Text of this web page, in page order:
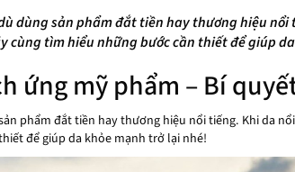
dùng sản phẩm đắt tiền hay thương hiệu
tìm hiểu những bước cần thiết để giúp
ứng mỹ phẩm – Bí
phẩm đắt tiền hay thương hiệu nổi tiếng. Khi da
để giúp da khỏe mạnh trở lại nhé!